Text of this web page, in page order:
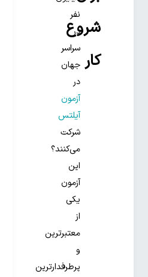
شروع
کار
نفر
در
سراسر
جهان
در
آزمون
آیلتس
شرکت
می‌کنند؟
این
آزمون
یکی
از
معتبرترین
و
پرطرفدارترین